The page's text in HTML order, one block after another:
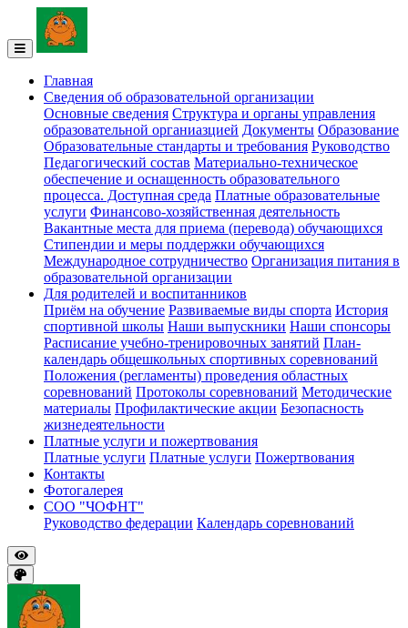
Главная
Сведения об образовательной организации
Основные сведения Структура и органы управления
образовательной органиазцией Документы Образование
Образовательные стандарты и требования Руководство
Педагогический состав Материально-техническое
обеспечение и оснащенность образовательного
процесса. Доступная среда Платные образовательные
услуги Финансово-хозяйственная деятельность
Вакантные места для приема (перевода) обучающихся
Стипендии и меры поддержки обучающихся
Международное сотрудничество Организация питания в
образовательной организации
Для родителей и воспитанников
Приём на обучение Развиваемые виды спорта История
спортивной школы Наши выпускники Наши спонсоры
Расписание учебно-тренировочных занятий План-
календарь общешкольных спортивных соревнований
Положения (регламенты) проведения областных
соревнований Протоколы соревнований Методические
материалы Профилактические акции Безопасность
жизнедеятельности
Платные услуги и пожертвования
Платные услуги Платные услуги Пожертвования
Контакты
Фотогалерея
СОО "ЧОФНТ"
Руководство федерации Календарь соревнований